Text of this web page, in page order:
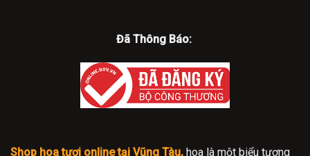
Đã Thông Báo:
Shop hoa tươi online tại Vũng Tàu, hoa là một biểu tượng